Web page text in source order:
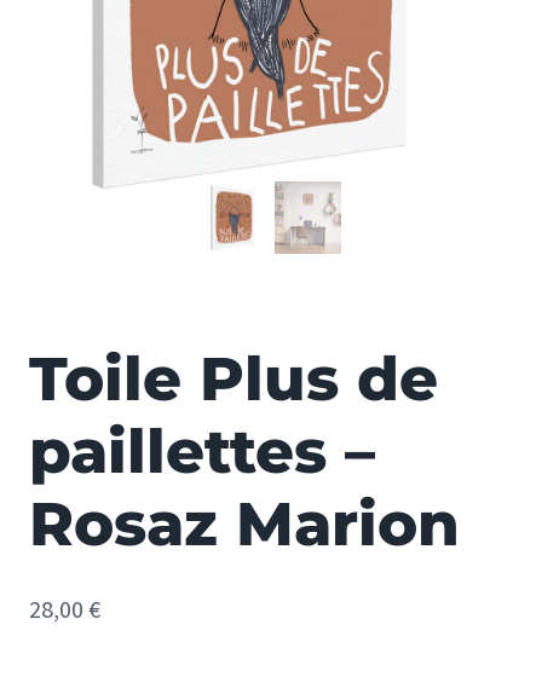
Toile Plus de
paillettes –
Rosaz Marion
28,00 €